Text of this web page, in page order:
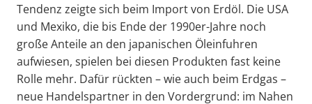
Tendenz zeigte sich beim Import von Erdöl. Die USA
und Mexiko, die bis Ende der 1990er-Jahre noch
große Anteile an den japanischen Öleinfuhren
aufwiesen, spielen bei diesen Produkten fast keine
Rolle mehr. Dafür rückten – wie auch beim Erdgas –
neue Handelspartner in den Vordergrund: im Nahen